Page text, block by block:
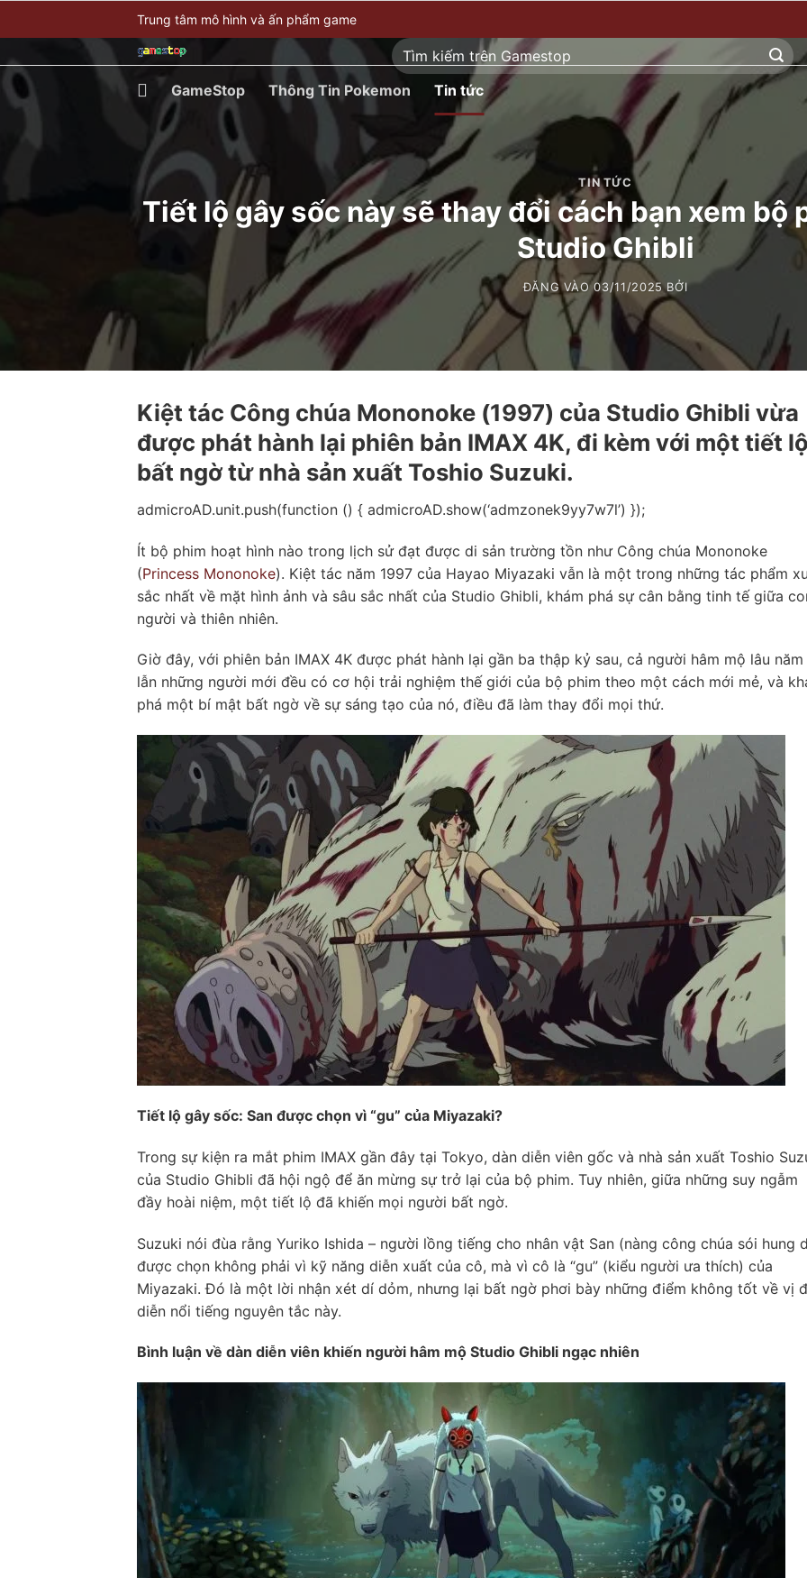
qua
dung
Trung tâm mô hình và ấn phẩm game
Tìm
kiếm:
GameStop Thông Tin Pokemon Tin tức
TIN TỨC
Tiết lộ gây sốc này sẽ thay đổi cách bạn xem bộ
Studio Ghibli
ĐĂNG VÀO03/11/2025 BỞI
Kiệt tác Công chúa Mononoke (1997) của Studio Ghibli vừa
được phát hành lại phiên bản IMAX 4K, đi kèm với một tiết
bất ngờ từ nhà sản xuất Toshio Suzuki.
admicroAD.unit.push(function () { admicroAD.show(‘admzonek9yy7w7l’) });
Ít bộ phim hoạt hình nào trong lịch sử đạt được di sản trường tồn như Công chúa Mononoke
(Princess Mononoke). Kiệt tác năm 1997 của Hayao Miyazaki vẫn là một trong những tác phẩm
sắc nhất về mặt hình ảnh và sâu sắc nhất của Studio Ghibli, khám phá sự cân bằng tinh tế giữa
người và thiên nhiên.
Giờ đây, với phiên bản IMAX 4K được phát hành lại gần ba thập kỷ sau, cả người hâm mộ lâu năm
lẫn những người mới đều có cơ hội trải nghiệm thế giới của bộ phim theo một cách mới mẻ, và
phá một bí mật bất ngờ về sự sáng tạo của nó, điều đã làm thay đổi mọi thứ.
Tiết lộ gây sốc: San được chọn vì “gu” của Miyazaki?
Trong sự kiện ra mắt phim IMAX gần đây tại Tokyo, dàn diễn viên gốc và nhà sản xuất Toshio
của Studio Ghibli đã hội ngộ để ăn mừng sự trở lại của bộ phim. Tuy nhiên, giữa những suy ngẫm
đầy hoài niệm, một tiết lộ đã khiến mọi người bất ngờ.
Suzuki nói đùa rằng Yuriko Ishida – người lồng tiếng cho nhân vật San (nàng công chúa sói hung
được chọn không phải vì kỹ năng diễn xuất của cô, mà vì cô là “gu” (kiểu người ưa thích) của
Miyazaki. Đó là một lời nhận xét dí dỏm, nhưng lại bất ngờ phơi bày những điểm không tốt về vị
diễn nổi tiếng nguyên tắc này.
Bình luận về dàn diễn viên khiến người hâm mộ Studio Ghibli ngạc nhiên